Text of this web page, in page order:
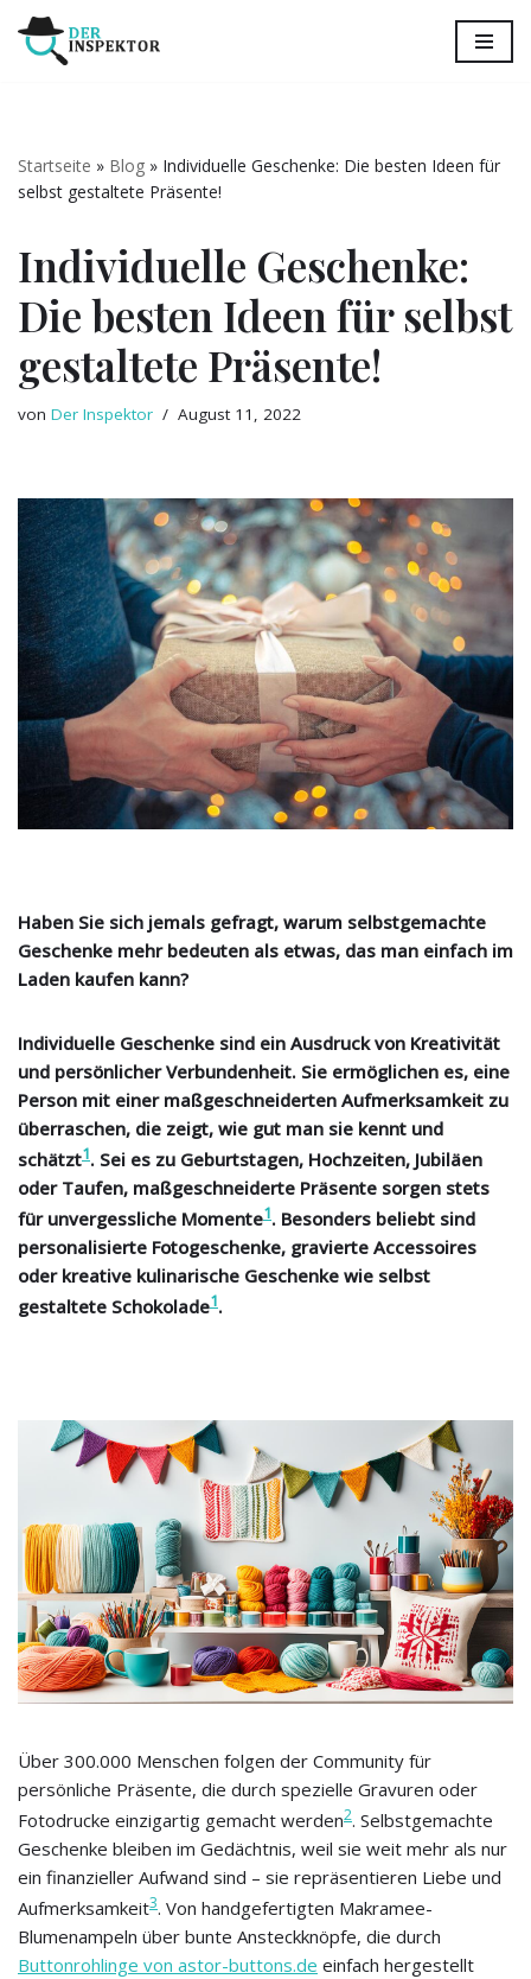
Startseite » Blog » Individuelle Geschenke: Die besten Ideen für
selbst gestaltete Präsente!
Individuelle Geschenke:
Die besten Ideen für selbst
gestaltete Präsente!
von Der Inspektor August 11, 2022
Haben Sie sich jemals gefragt, warum selbstgemachte
Geschenke mehr bedeuten als etwas, das man einfach im
Laden kaufen kann?
Individuelle Geschenke sind ein Ausdruck von Kreativität
und persönlicher Verbundenheit. Sie ermöglichen es, eine
Person mit einer maßgeschneiderten Aufmerksamkeit zu
überraschen, die zeigt, wie gut man sie kennt und
schätzt1. Sei es zu Geburtstagen, Hochzeiten, Jubiläen
oder Taufen, maßgeschneiderte Präsente sorgen stets
für unvergessliche Momente1. Besonders beliebt sind
personalisierte Fotogeschenke, gravierte Accessoires
oder kreative kulinarische Geschenke wie selbst
gestaltete Schokolade1.
Über 300.000 Menschen folgen der Community für
persönliche Präsente, die durch spezielle Gravuren oder
Fotodrucke einzigartig gemacht werden2. Selbstgemachte
Geschenke bleiben im Gedächtnis, weil sie weit mehr als nur
ein finanzieller Aufwand sind – sie repräsentieren Liebe und
Aufmerksamkeit3. Von handgefertigten Makramee-
Blumenampeln über bunte Ansteckknöpfe, die durch
Buttonrohlinge von astor-buttons.de einfach hergestellt